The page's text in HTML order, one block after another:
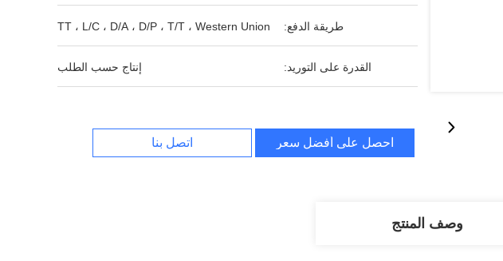
طريقة الدفع: TT ، L/C ، D/A ، D/P ، T/T ، Western Union
القدرة على التوريد: إنتاج حسب الطلب
احصل على أفضل سعر اتصل بنا
وصف المنتج